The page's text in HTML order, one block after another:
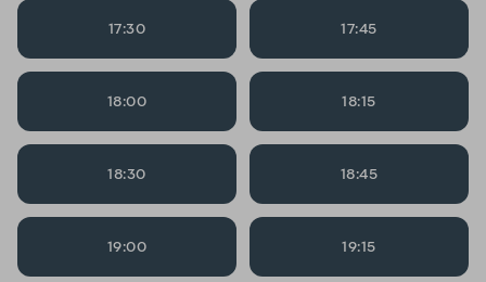
17:30 17:45
18:00 18:15
18:30 18:45
19:00 19:15